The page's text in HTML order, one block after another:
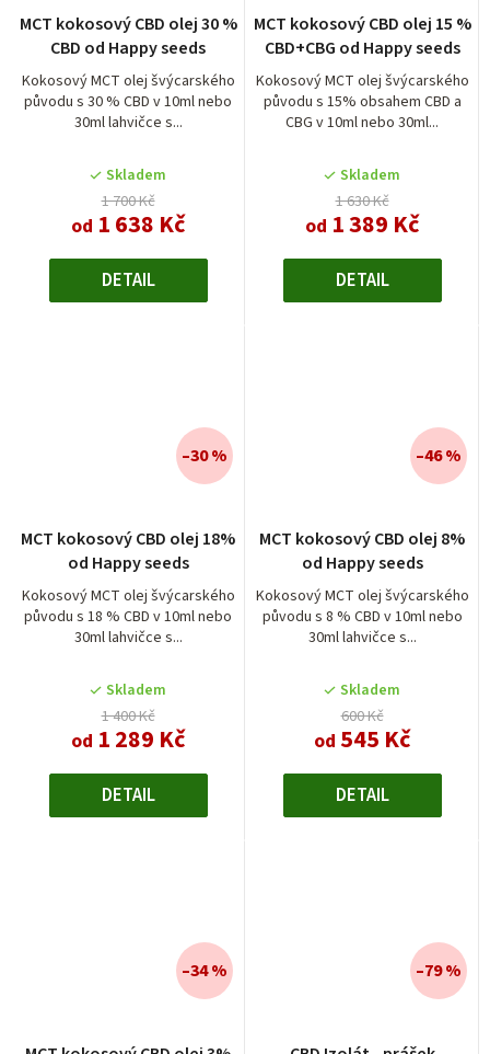
MCT kokosový CBD olej 30 %
CBD od Happy seeds
Kokosový MCT olej švýcarského
původu s 30 % CBD v 10ml nebo
30ml lahvičce s...
Skladem
1 700 Kč
od 1 638 Kč
DETAIL
MCT kokosový CBD olej 15 %
CBD+CBG od Happy seeds
Kokosový MCT olej švýcarského
původu s 15% obsahem CBD a
CBG v 10ml nebo 30ml...
Skladem
1 630 Kč
od 1 389 Kč
DETAIL
MCT kokosový CBD olej 18%
od Happy seeds
Kokosový MCT olej švýcarského
původu s 18 % CBD v 10ml nebo
30ml lahvičce s...
Skladem
1 400 Kč
od 1 289 Kč
–30 %
DETAIL
MCT kokosový CBD olej 8%
od Happy seeds
Kokosový MCT olej švýcarského
původu s 8 % CBD v 10ml nebo
30ml lahvičce s...
Skladem
600 Kč
od 545 Kč
–46 %
DETAIL
–34 % –79 %